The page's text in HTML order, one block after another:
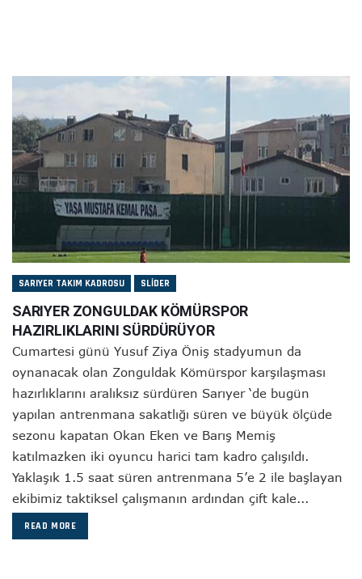
SARIYER TAKIM KADROSU SLIDER
SARIYER ZONGULDAK KÖMÜRSPOR
HAZIRLIKLARINI SÜRDÜRÜYOR
Cumartesi günü Yusuf Ziya Öniş stadyumun da
oynanacak olan Zonguldak Kömürspor karşılaşması
hazırlıklarını aralıksız sürdüren Sarıyer ‘de bugün
yapılan antrenmana sakatlığı süren ve büyük ölçüde
sezonu kapatan Okan Eken ve Barış Memiş
katılmazken iki oyuncu harici tam kadro çalışıldı.
Yaklaşık 1.5 saat süren antrenmana 5’e 2 ile başlayan
ekibimiz taktiksel çalışmanın ardından çift kale...
READ MORE